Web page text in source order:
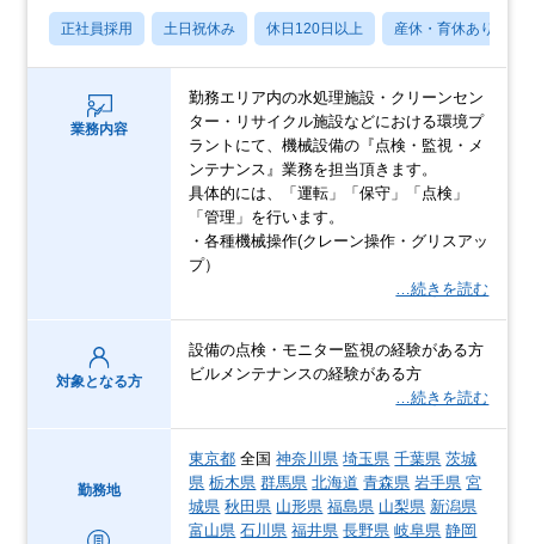
正社員採用 土日祝休み 休日120日以上 産休・育休あり
業務内容
勤務エリア内の水処理施設・クリーンセン
ター・リサイクル施設などにおける環境プ
ラントにて、機械設備の『点検・監視・メ
ンテナンス』業務を担当頂きます。
具体的には、「運転」「保守」「点検」
「管理」を行います。
・各種機械操作(クレーン操作・グリスアッ
プ）
…続きを読む
対象となる方
設備の点検・モニター監視の経験がある方
ビルメンテナンスの経験がある方
…続きを読む
勤務地
東京都 全国神奈川県 埼玉県 千葉県 茨城
県 栃木県 群馬県 北海道 青森県 岩手県 宮
城県 秋田県 山形県 福島県 山梨県 新潟県
富山県 石川県 福井県 長野県 岐阜県 静岡